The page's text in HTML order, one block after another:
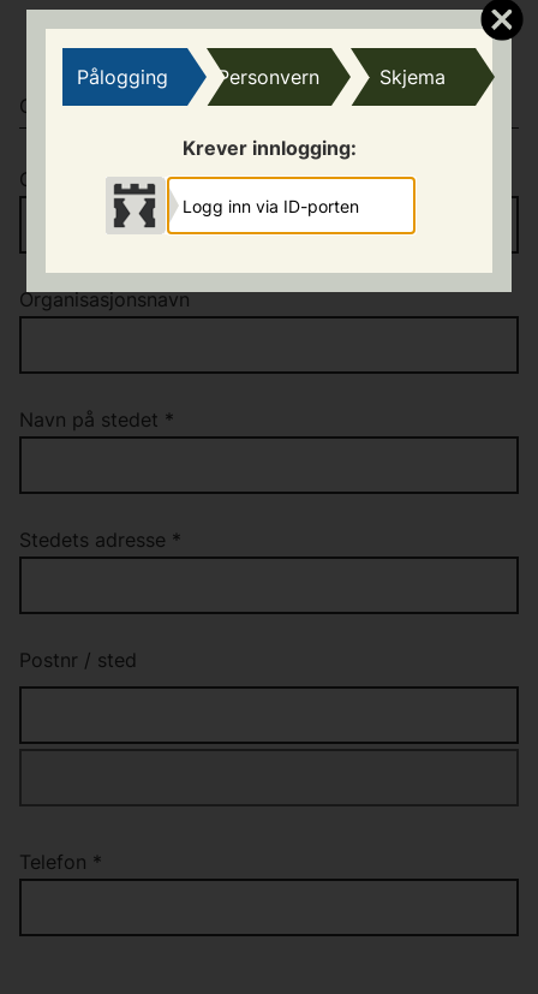
Pålogging Personvern Skjema
Krever innlogging:
Logg inn via ID-porten
tillatelse fra grunneier/utleier av lokalet
OPPLYSNINGER OM STEDET
Organisasjonsnummer *
Organisasjonsnavn
Navn på stedet *
Stedets adresse *
Postnr / sted
Telefon *